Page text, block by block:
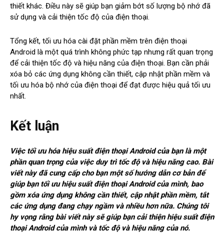
thiết khác. Điều này sẽ giúp bạn giảm bớt số lượng bộ nhớ đã
sử dụng và cải thiện tốc độ của điện thoại.
Tổng kết, tối ưu hóa cài đặt phần mềm trên điện thoại
Android là một quá trình không phức tạp nhưng rất quan trọng
để cải thiện tốc độ và hiệu năng của điện thoại. Bạn cần phải
xóa bỏ các ứng dụng không cần thiết, cập nhật phần mềm và
tối ưu hóa bộ nhớ của điện thoại để đạt được hiệu quả tối ưu
nhất.
Kết luận
Việc tối ưu hóa hiệu suất điện thoại Android của bạn là một
phần quan trọng của việc duy trì tốc độ và hiệu năng cao. Bài
viết này đã cung cấp cho bạn một số hướng dẫn cơ bản để
giúp bạn tối ưu hiệu suất điện thoại Android của mình, bao
gồm xóa ứng dụng không cần thiết, cập nhật phần mềm, tắt
các ứng dụng đang chạy ngầm và nhiều hơn nữa. Chúng tôi
hy vọng rằng bài viết này sẽ giúp bạn cải thiện hiệu suất điện
thoại Android của mình và tốc độ và hiệu năng của nó.